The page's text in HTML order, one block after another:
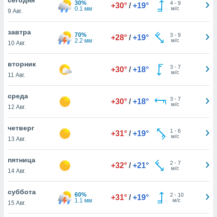
действия
на веб-
основе.
нашей
cookie
в
ВЫ
9 Авг.
30%
0.1 мм
+30° / +19° 4- 9
м/с
завтра
10 Авг.
70%
2.2 мм
+28° / +19° 3- 9
м/с
вторник
11 Авг.
+30° / +18° 3- 7
м/с
среда
12 Авг.
+30° / +18° 3- 7
м/с
четверг
13 Авг.
+31° / +19° 1 - 6
м/с
пятница
14 Авг.
+32° / +21° 2- 7
м/с
суббота
15 Авг.
60%
1.1 мм
+31° / +19° 2- 10
м/с